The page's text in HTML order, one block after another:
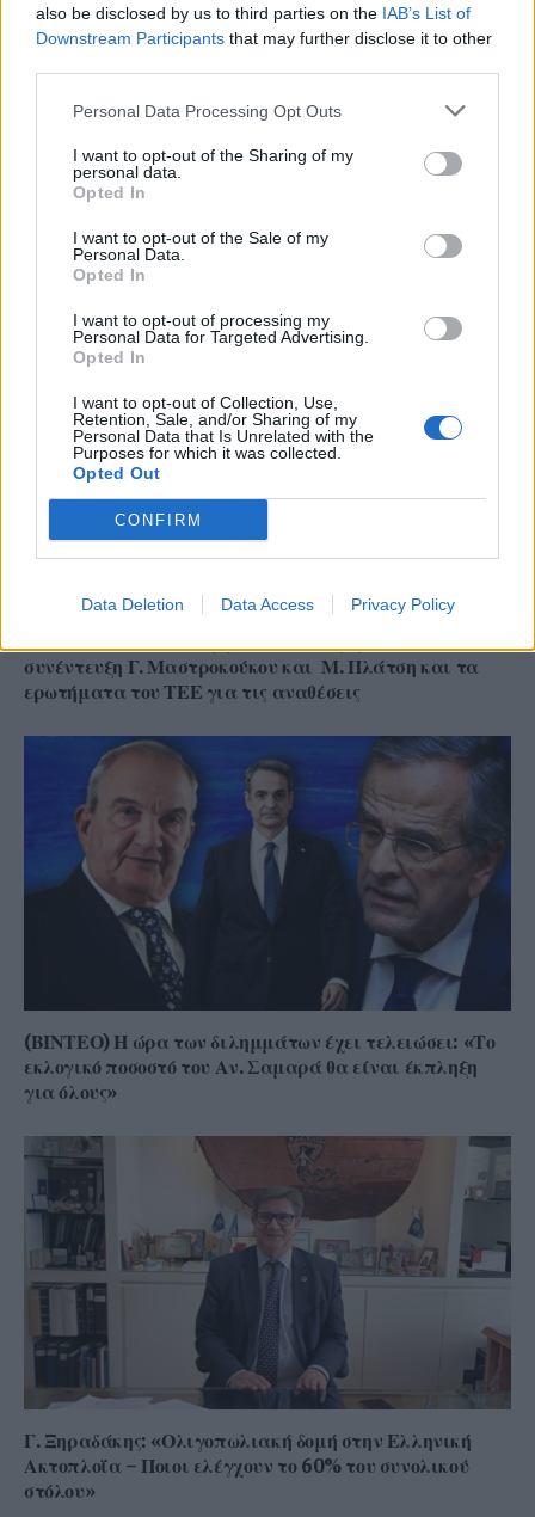
also be disclosed by us to third parties on the IAB’s List of
Downstream Participants that may further disclose it to other
Personal Data Processing Opt Outs
I want to opt-out of the Sharing of my
personal data.
Opted In
I want to opt-out of the Sale of my
Personal Data.
Opted In
I want to opt-out of processing my
Personal Data for Targeted Advertising.
Opted In
I want to opt-out of Collection, Use,
Retention, Sale, and/or Sharing of my
Personal Data that Is Unrelated with the
Purposes for which it was collected.
Opted Out
CONFIRM
Data Deletion Data Access Privacy Policy
Με το βλέμμα στην κάλπη: πρώτα οι εθνικές, μετά οι
αυτοδιοικητικές εκλογές – Τα μέχρι τώρα δεδομένα, οι
ενδιαφερόμενοι
συνέντευξη Γ. Μαστροκούκου και Μ. Πλάτση και τα
ερωτήματα του ΤΕΕ για τις αναθέσεις
(ΒΙΝΤΕΟ) Η ώρα των διλημμάτων έχει τελειώσει: «Το
εκλογικό ποσοστό του Αν. Σαμαρά θα είναι έκπληξη
για όλους»
Γ. Ξηραδάκης: «Ολιγοπωλιακή δομή στην Ελληνική
Ακτοπλοΐα – Ποιοι ελέγχουν το 60% του συνολικού
στόλου»